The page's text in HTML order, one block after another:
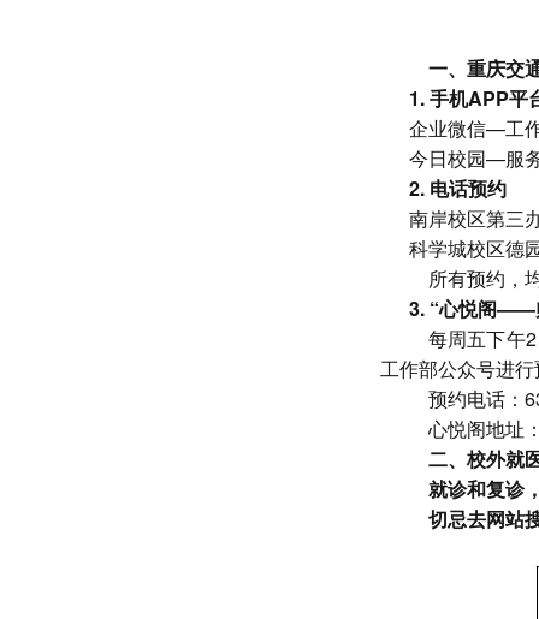
一、重庆交
1.手机APP平
企业微信—工
今日校园—服
2. 电话预约
南岸校区第三
科学城校区德
所有预约，
3. “心悦阁——
每周五下午2
工作部公众号进
预约电话：
心悦阁地址
二、校外就
就诊和复诊
切忌去网站